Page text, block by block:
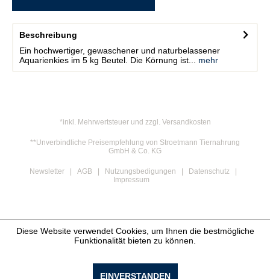
Beschreibung
Ein hochwertiger, gewaschener und naturbelassener
Aquarienkies im 5 kg Beutel. Die Körnung ist...
mehr
*inkl. Mehrwertsteuer und zzgl. Versandkosten
**Unverbindliche Preisempfehlung von Stroetmann Tiernahrung
GmbH & Co. KG
Newsletter AGB Nutzungsbedigungen
Datenschutz
Impressum
Diese Website verwendet Cookies, um Ihnen die bestmögliche
Funktionalität bieten zu können.
EINVERSTANDEN